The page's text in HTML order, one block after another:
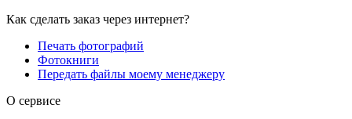
Как сделать заказ через интернет?
Печать фотографий
Фотокниги
Передать файлы моему менеджеру
О сервисе